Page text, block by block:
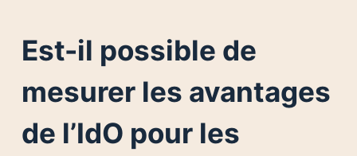
Est-il possible de
mesurer les avantages
de l’IdO pour les